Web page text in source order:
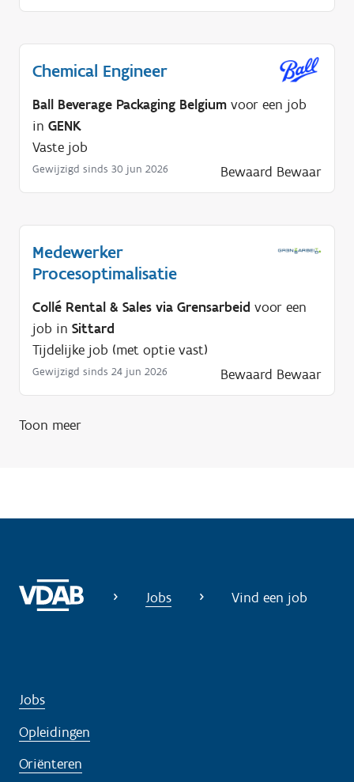
Chemical Engineer
Ball Beverage Packaging Belgium voor een job
in GENK
Vaste job
Gewijzigd sinds 30 jun 2026 Bewaard Bewaar
Medewerker
Procesoptimalisatie
Collé Rental & Sales via Grensarbeid voor een
job in Sittard
Tijdelijke job (met optie vast)
Gewijzigd sinds 24 jun 2026 Bewaard Bewaar
Toon meer
Jobs Vind een job
Jobs
Opleidingen
Oriënteren